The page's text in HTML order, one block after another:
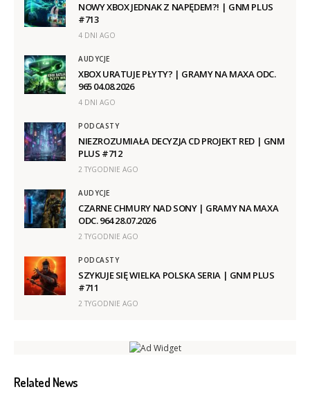
NOWY XBOX JEDNAK Z NAPĘDEM?! | GNM PLUS
#713
4 DNI AGO
AUDYCJE
XBOX URATUJE PŁYTY? | GRAMY NA MAXA ODC.
965 04.08.2026
4 DNI AGO
PODCASTY
NIEZROZUMIAŁA DECYZJA CD PROJEKT RED | GNM
PLUS #712
2 TYGODNIE AGO
AUDYCJE
CZARNE CHMURY NAD SONY | GRAMY NA MAXA
ODC. 964 28.07.2026
2 TYGODNIE AGO
PODCASTY
SZYKUJE SIĘ WIELKA POLSKA SERIA | GNM PLUS
#711
2 TYGODNIE AGO
Related News